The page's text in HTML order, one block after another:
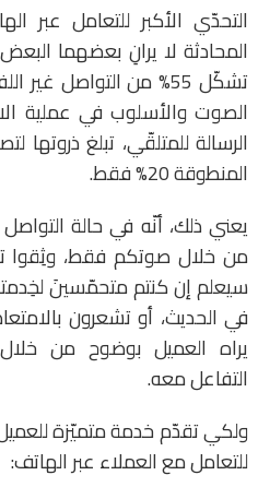
التحدّي الأكبر للتعامل
المحادثة لا يرانِ بعضهما
تشكّل 55% من التواصل
الصوت والأسلوب في عملية
المنطوقة 20% فقط.
يعني ذلك، أنّه في حالة
من خلال صوتكم فقط، وثِقوا
سيعلم إن كنتم متحمّسينَ
في الحديث، أو تشعرون
يراه العميل بوضوح من
التفاعل معه.
للتعامل مع العملاء عبر الهاتف: